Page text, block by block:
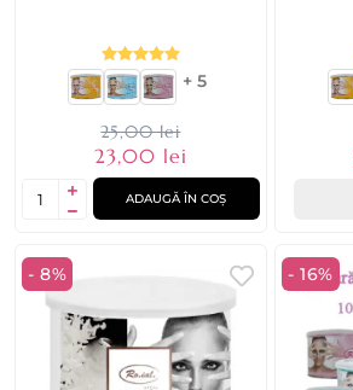
+ 5
25,00 lei
23,00 lei
ADAUGĂ ÎN COȘ
- 8% - 16%